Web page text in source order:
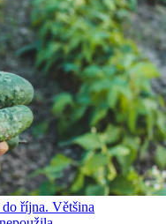
října. Většina